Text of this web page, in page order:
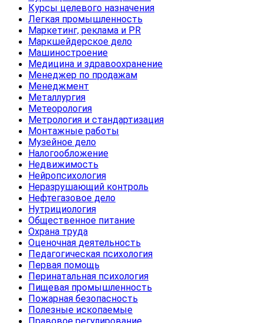
Курсы целевого назначения
Легкая промышленность
Маркетинг, реклама и PR
Маркшейдерское дело
Машиностроение
Медицина и здравоохранение
Менеджер по продажам
Менеджмент
Металлургия
Метеорология
Метрология и стандартизация
Монтажные работы
Музейное дело
Налогообложение
Недвижимость
Нейропсихология
Неразрушающий контроль
Нефтегазовое дело
Нутрициология
Общественное питание
Охрана труда
Оценочная деятельность
Педагогическая психология
Первая помощь
Перинатальная психология
Пищевая промышленность
Пожарная безопасность
Полезные ископаемые